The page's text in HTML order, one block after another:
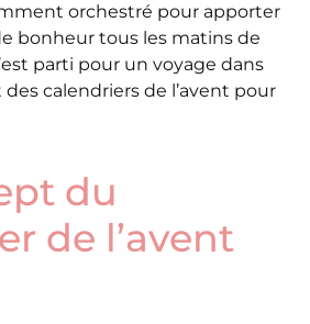
orchestré pour apporter
bonheur tous les matins de
parti pour un voyage dans
des calendriers de l’avent pour
du
de l’avent